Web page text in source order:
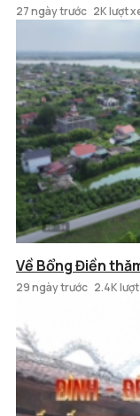
27 ngày trước 2K lượt
Về Bổng Điền
29 ngày trước 2.4K